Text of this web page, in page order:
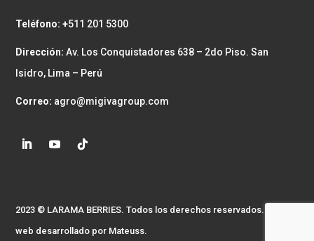
Teléfono: +511 201 5300
Dirección:Av. Los Conquistadores 638 – 2do Piso. San
Isidro, Lima – Perú
Correo: agro@migivagroup.com
2023 © LARAMA BERRIES. Todos los derechos reservados. Sitio
web desarrollado por Mateuss.